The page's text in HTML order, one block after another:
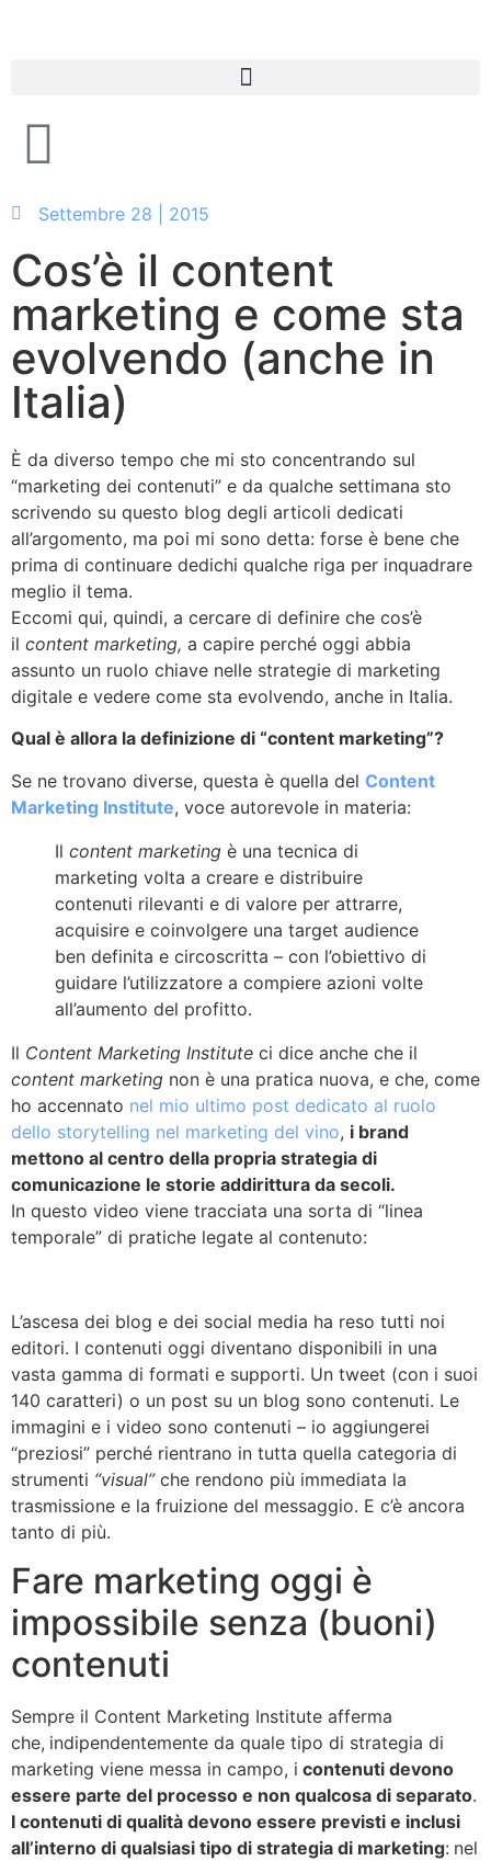
Settembre 28 | 2015
Cos’è il content
marketing e come sta
evolvendo (anche in
Italia)
È da diverso tempo che mi sto concentrando sul
“marketing dei contenuti” e da qualche settimana sto
scrivendo su questo blog degli articoli dedicati
all’argomento, ma poi mi sono detta: forse è bene che
prima di continuare dedichi qualche riga per inquadrare
meglio il tema.
Eccomi qui, quindi, a cercare di definire che cos’è
il content marketing, a capire perché oggi abbia
assunto un ruolo chiave nelle strategie di marketing
digitale e vedere come sta evolvendo, anche in Italia.
Qual è allora la definizione di “content marketing”?
Se ne trovano diverse, questa è quella del Content
Marketing Institute, voce autorevole in materia:
Il content marketing è una tecnica di
marketing volta a creare e distribuire
contenuti rilevanti e di valore per attrarre,
acquisire e coinvolgere una target audience
ben definita e circoscritta – con l’obiettivo di
guidare l’utilizzatore a compiere azioni volte
all’aumento del profitto.
Il Content Marketing Institute ci dice anche che il
content marketing non è una pratica nuova, e che, come
ho accennato nel mio ultimo post dedicato al ruolo
dello storytelling nel marketing del vino, i brand
mettono al centro della propria strategia di
comunicazione le storie addirittura da secoli.
In questo video viene tracciata una sorta di “linea
temporale” di pratiche legate al contenuto:
L’ascesa dei blog e dei social media ha reso tutti noi
editori. I contenuti oggi diventano disponibili in una
vasta gamma di formati e supporti. Un tweet (con i suoi
140 caratteri) o un post su un blog sono contenuti. Le
immagini e i video sono contenuti – io aggiungerei
“preziosi” perché rientrano in tutta quella categoria di
strumenti “visual”che rendono più immediata la
trasmissione e la fruizione del messaggio. E c’è ancora
tanto di più.
Fare marketing oggi è
impossibile senza (buoni)
contenuti
Sempre il Content Marketing Institute afferma
che, indipendentemente da quale tipo di strategia di
marketing viene messa in campo, i contenuti devono
essere parte del processo e non qualcosa di separato.
I contenuti di qualità devono essere previsti e inclusi
all’interno di qualsiasi tipo di strategia di marketing: nel